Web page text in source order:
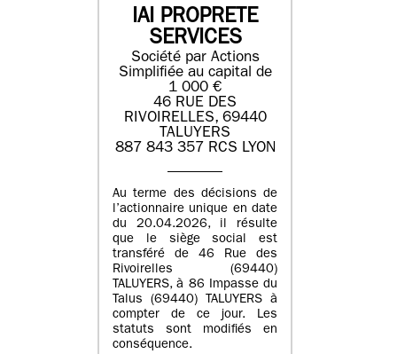
IAI PROPRETE
SERVICES
Société par Actions
Simplifiée au capital de
1 000 €
46 RUE DES
RIVOIRELLES, 69440
TALUYERS
887 843 357 RCS LYON
Au terme des décisions de
l’actionnaire unique en date
du 20.04.2026, il résulte
que le siège social est
transféré de 46 Rue des
Rivoirelles (69440)
TALUYERS, à 86 Impasse du
Talus (69440) TALUYERS à
compter de ce jour. Les
statuts sont modifiés en
conséquence.